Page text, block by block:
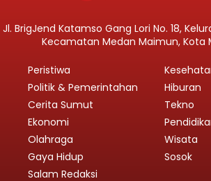
Jl. BrigJend Katamso Gang Lori No. 18,
Kecamatan Medan Maimun, Kota
Peristiwa
Politik & Pemerintahan
Cerita Sumut
Ekonomi
Olahraga
Gaya Hidup
Hiburan
Tekno
Wisata
Sosok
Salam Redaksi